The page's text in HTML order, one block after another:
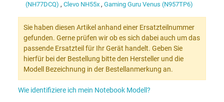
(NH77DCQ) , Clevo NH55x , Gaming Guru Venus (N957TP6)
Sie haben diesen Artikel anhand einer Ersatzteilnummer
gefunden. Gerne prüfen wir ob es sich dabei auch um das
passende Ersatzteil für Ihr Gerät handelt. Geben Sie
hierfür bei der Bestellung bitte den Hersteller und die
Modell Bezeichnung in der Bestellanmerkung an.
Wie identifiziere ich mein Notebook Modell?